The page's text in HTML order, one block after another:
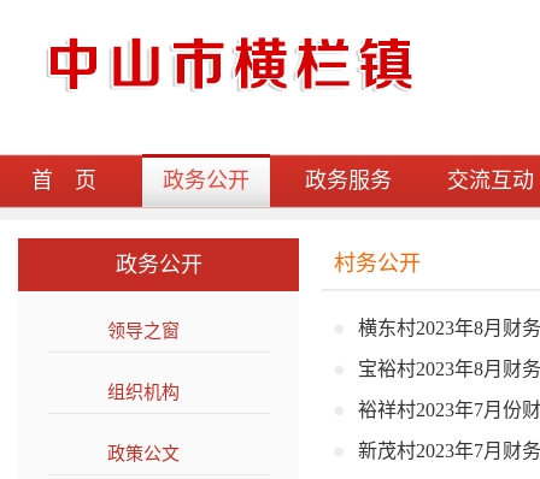
首 页 政务公开 政务服务 交流互动
政务公开
领导之窗
组织机构
政策公文
村务公开
横东村2023年8月财
宝裕村2023年8月财
裕祥村2023年7月份
新茂村2023年7月财